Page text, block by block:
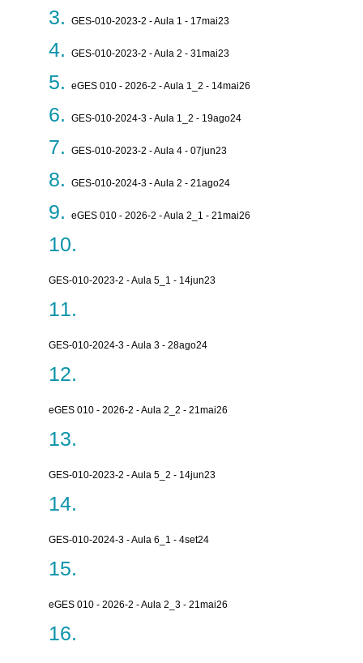
GES-010-2023-2 - Aula 1 - 17mai23
GES-010-2023-2 - Aula 2 - 31mai23
eGES 010 - 2026-2 - Aula 1_2 - 14mai26
GES-010-2024-3 - Aula 1_2 - 19ago24
GES-010-2023-2 - Aula 4 - 07jun23
GES-010-2024-3 - Aula 2 - 21ago24
eGES 010 - 2026-2 - Aula 2_1 - 21mai26
GES-010-2023-2 - Aula 5_1 - 14jun23
GES-010-2024-3 - Aula 3 - 28ago24
eGES 010 - 2026-2 - Aula 2_2 - 21mai26
GES-010-2023-2 - Aula 5_2 - 14jun23
GES-010-2024-3 - Aula 6_1 - 4set24
eGES 010 - 2026-2 - Aula 2_3 - 21mai26